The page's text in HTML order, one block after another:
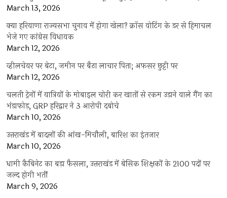
March 13, 2026
क्या हरियाणा राज्यसभा चुनाव में होगा खेला? क्रॉस वोटिंग के डर से हिमाचल
भेजे गए कांग्रेस विधायक
March 12, 2026
व्हीलचेयर पर बेटा, जमीन पर बैठा लाचार पिता; अफसर छुट्टी पर
March 12, 2026
चलती ट्रेनों में यात्रियों के मोबाइल चोरी कर खातों से रकम उड़ाने वाले गैंग का
भंडाफोड़, GRP हरिद्वार ने 3 आरोपी दबोचे
March 10, 2026
उत्तराखंड में बादलों की आंख-मिचौली, बारिश का इंतजार
March 10, 2026
धामी कैबिनेट का बड़ा फैसला, उत्तराखंड में बेसिक शिक्षकों के 2100 पदों पर
जल्द होगी भर्ती
March 9, 2026